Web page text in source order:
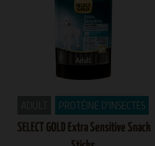
PROTÉINE D'INSECTES
SELECT GOLD Extra Sensitive Snack